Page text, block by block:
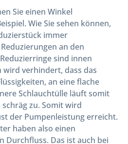
Sie einen Winkel
Wie Sie sehen können,
immer
an den
sind innen
wird verhindert, dass das
an eine flache
Schlauchtülle läuft somit
zu. Somit wird
der Pumpenleistung erreicht.
haben also einen
Durchfluss. Das ist auch bei